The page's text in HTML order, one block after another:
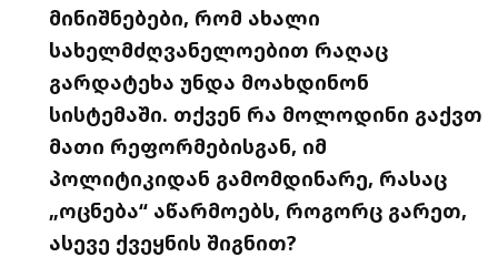
მინიშნებები, რომ ახალი
სახელმძღვანელოებით რაღაც
გარდატეხა უნდა მოახდინონ
სისტემაში. თქვენ რა მოლოდინი გაქვთ
მათი რეფორმებისგან, იმ
პოლიტიკიდან გამომდინარე, რასაც
„ოცნება“ აწარმოებს, როგორც გარეთ,
ასევე ქვეყნის შიგნით?